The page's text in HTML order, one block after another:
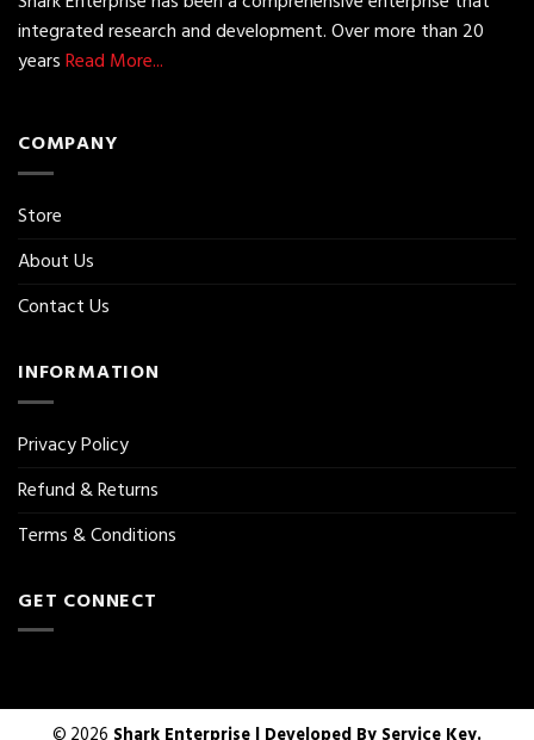
integrated research and development. Over more than 20
yearsRead More...
COMPANY
Store
About Us
Contact Us
INFORMATION
Privacy Policy
Refund & Returns
Terms & Conditions
GET CONNECT